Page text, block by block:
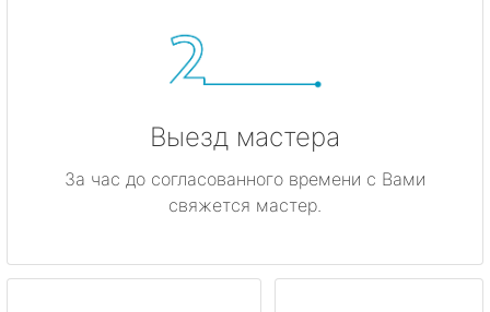
Выезд мастера
За час до согласованного времени с Вами
свяжется мастер.